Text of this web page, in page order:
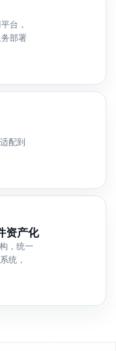
台，
部署
配到
资产化
，统一
统，